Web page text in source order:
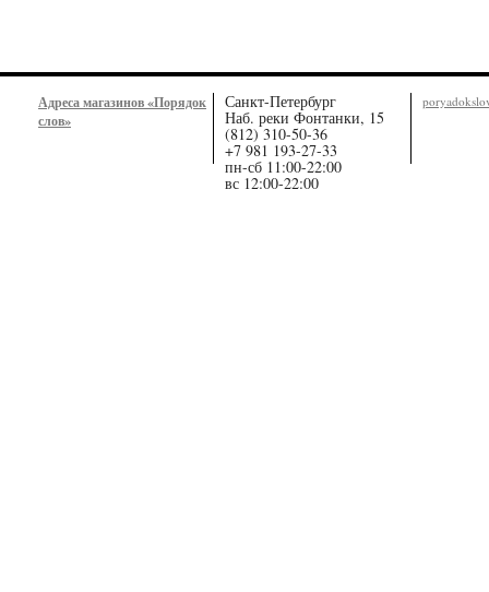
Адреса магазинов «Порядок
слов»
Санкт-Петербург
Наб. реки Фонтанки, 15
(812) 310-50-36
+7 981 193-27-33
пн-сб 11:00-22:00
вс 12:00-22:00